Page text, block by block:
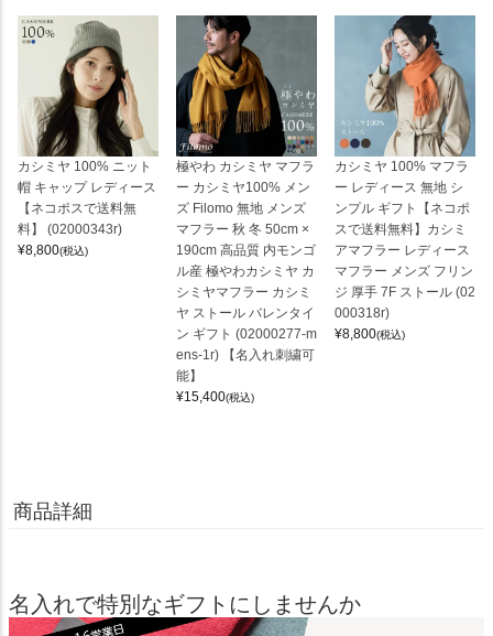
カシミヤ 100% ニット
帽 キャップ レディース
【ネコポスで送料無
料】 (02000343r)
¥8,800(税込)
極やわ カシミヤ マフラ
ー カシミヤ100% メン
ズ Filomo 無地 メンズ
マフラー 秋 冬 50cm ×
190cm 高品質 内モンゴ
ル産 極やわカシミヤ カ
シミヤマフラー カシミ
ヤ ストール バレンタイ
ン ギフト (02000277-m
ens-1r) 【名入れ刺繍可
能】
¥15,400(税込)
カシミヤ 100% マフラ
ー レディース 無地 シ
ンプル ギフト【ネコポ
スで送料無料】カシミ
アマフラー レディース
マフラー メンズ フリン
ジ 厚手 7F ストール (02
000318r)
¥8,800(税込)
商品詳細
名入れで特別なギフトにしませんか